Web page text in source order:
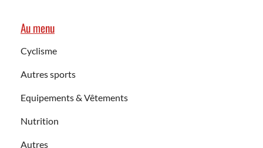
Au menu
Cyclisme
Autres sports
Equipements & Vêtements
Nutrition
Autres